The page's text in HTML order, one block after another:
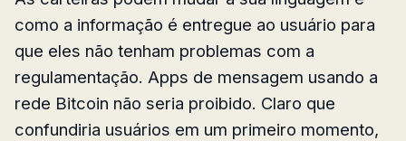
como a informação é entregue ao usuário para
que eles não tenham problemas com a
regulamentação. Apps de mensagem usando a
rede Bitcoin não seria proibido. Claro que
confundiria usuários em um primeiro momento,